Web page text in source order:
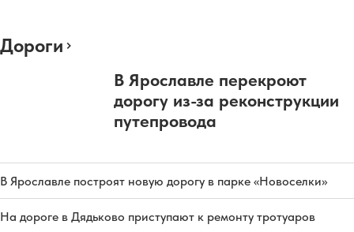
Дороги
В Ярославле перекроют
дорогу из-за реконструкции
путепровода
В Ярославле построят новую дорогу в парке «Новоселки»
На дороге в Дядьково приступают к ремонту тротуаров